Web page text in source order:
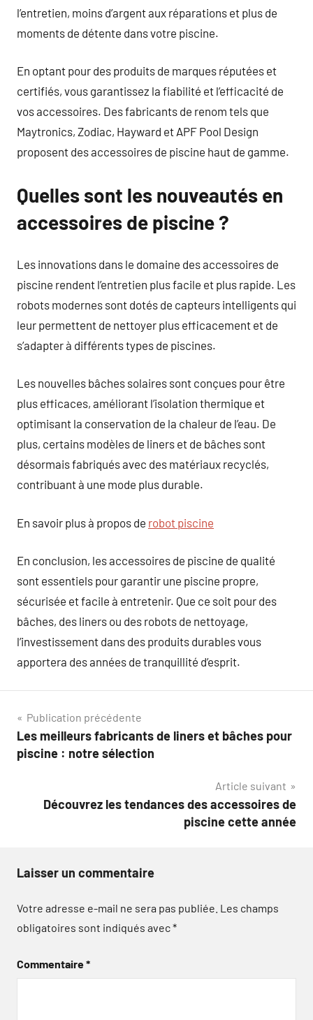
l’entretien, moins d’argent aux réparations et plus de
moments de détente dans votre piscine.
En optant pour des produits de marques réputées et
certifiés, vous garantissez la fiabilité et l’efficacité de
vos accessoires. Des fabricants de renom tels que
Maytronics, Zodiac, Hayward et APF Pool Design
proposent des accessoires de piscine haut de gamme.
Quelles sont les nouveautés en
accessoires de piscine ?
Les innovations dans le domaine des accessoires de
piscine rendent l’entretien plus facile et plus rapide. Les
robots modernes sont dotés de capteurs intelligents qui
leur permettent de nettoyer plus efficacement et de
s’adapter à différents types de piscines.
Les nouvelles bâches solaires sont conçues pour être
plus efficaces, améliorant l’isolation thermique et
optimisant la conservation de la chaleur de l’eau. De
plus, certains modèles de liners et de bâches sont
désormais fabriqués avec des matériaux recyclés,
contribuant à une mode plus durable.
En savoir plus à propos de robot piscine
En conclusion, les accessoires de piscine de qualité
sont essentiels pour garantir une piscine propre,
sécurisée et facile à entretenir. Que ce soit pour des
bâches, des liners ou des robots de nettoyage,
l’investissement dans des produits durables vous
apportera des années de tranquillité d’esprit.
Navigation
de
Publication précédente
Les meilleurs fabricants de liners et bâches pour
piscine : notre sélection
Article suivant
Découvrez les tendances des accessoires de
piscine cette année
Laisser un commentaire
Votre adresse e-mail ne sera pas publiée. Les champs
obligatoires sont indiqués avec*
Commentaire*